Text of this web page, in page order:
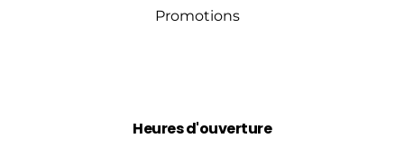
Promotions
Heures d'ouverture